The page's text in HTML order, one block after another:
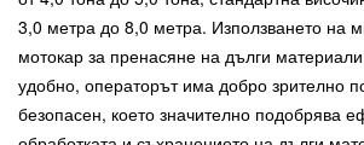
3,0 метра до 8,0 метра. Използването на
мотокар за пренасяне на дълги
удобно, операторът има добро зрително
безопасен, което значително подобрява